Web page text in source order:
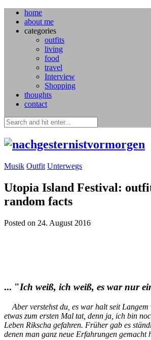
home
about me
categories
outfits
living
food
travel
Interview
Shopping
thoughts
contact
Musik Outfit Unterwegs
Utopia Island Festival:
random facts
Posted on 24. August 2016
... "Ich weiß, ich weiß, es war nur
Aber verstehst du, es war halt seit Langem
etwas zum ersten Mal tat, denn ja, ich bin
Leben Rikscha gefahren. Früher gab es
denen man ganz neue Erfahrungen gemacht